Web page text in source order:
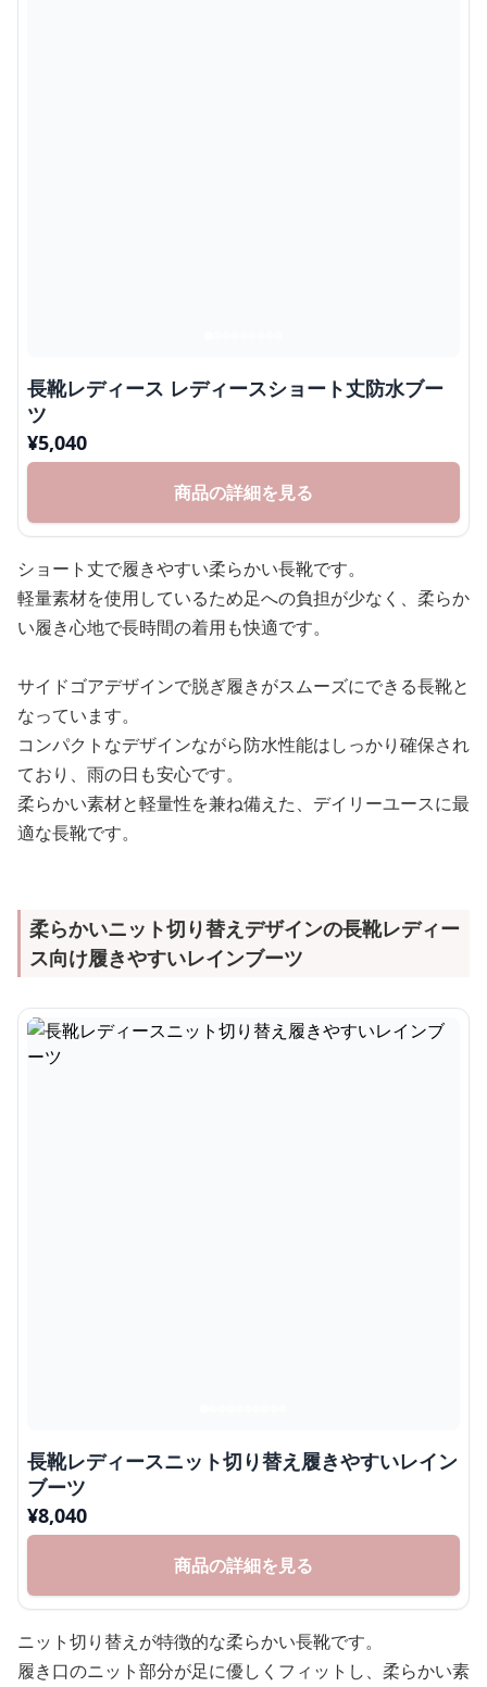
長靴レディース レディースショート丈防水ブー
ツ
¥5,040
商品の詳細を見る
ショート丈で履きやすい柔らかい長靴です。
軽量素材を使用しているため足への負担が少なく、柔らか
い履き心地で長時間の着用も快適です。
サイドゴアデザインで脱ぎ履きがスムーズにできる長靴と
なっています。
コンパクトなデザインながら防水性能はしっかり確保され
ており、雨の日も安心です。
柔らかい素材と軽量性を兼ね備えた、デイリーユースに最
適な長靴です。
柔らかいニット切り替えデザインの長靴レディー
ス向け履きやすいレインブーツ
長靴レディースニット切り替え履きやすいレイン
ブーツ
¥8,040
商品の詳細を見る
ニット切り替えが特徴的な柔らかい長靴です。
履き口のニット部分が足に優しくフィットし、柔らかい素